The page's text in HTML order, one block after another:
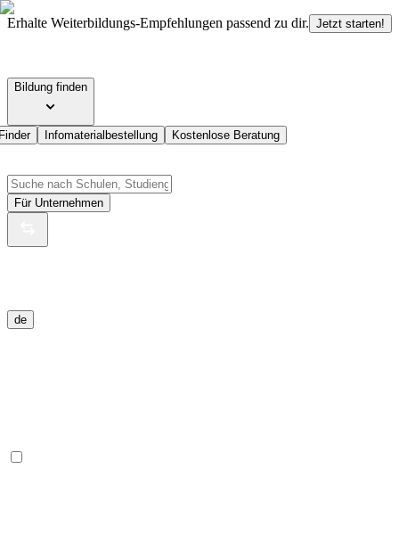
Erhalte Weiterbildungs-Empfehlungen passend zu dir. Jetzt starten!
Bildung finden
Infomaterialbestellung Kostenlose Beratung
Für Unternehmen
de